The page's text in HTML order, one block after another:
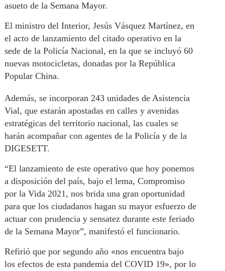
asueto de la Semana Mayor.
El ministro del Interior, Jesús Vásquez Martínez, en
el acto de lanzamiento del citado operativo en la
sede de la Policía Nacional, en la que se incluyó 60
nuevas motocicletas, donadas por la República
Popular China.
Además, se incorporan 243 unidades de Asistencia
Vial, que estarán apostadas en calles y avenidas
estratégicas del territorio nacional, las cuales se
harán acompañar con agentes de la Policía y de la
DIGESETT.
“El lanzamiento de este operativo que hoy ponemos
a disposición del país, bajo el lema, Compromiso
por la Vida 2021, nos brida una gran oportunidad
para que los ciudadanos hagan su mayor esfuerzo de
actuar con prudencia y sensatez durante este feriado
de la Semana Mayor”, manifestó el funcionario.
Refirió que por segundo año «nos encuentra bajo
los efectos de esta pandemia del COVID 19», por lo